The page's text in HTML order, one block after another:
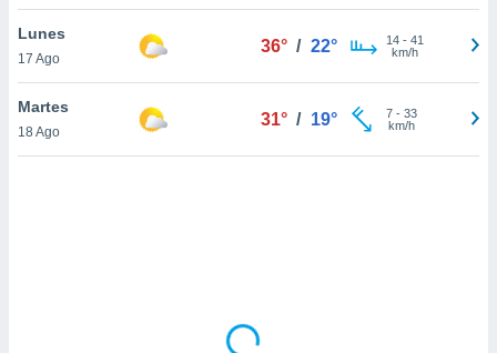
el sitio
ni para
o
Lunes
17 Ago
36° / 22° 14- 41
km/h
Martes
18 Ago
31° / 19° 7- 33
km/h